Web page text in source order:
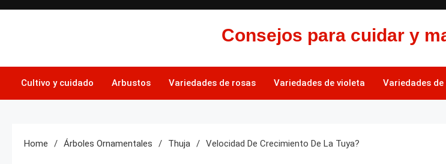
Skip
Consejos para cuidar y
Cultivo y cuidado Arbustos Variedades de rosas Variedades de violeta Variedades de
Home Árboles Ornamentales Thuja Velocidad De Crecimiento De La Tuya?